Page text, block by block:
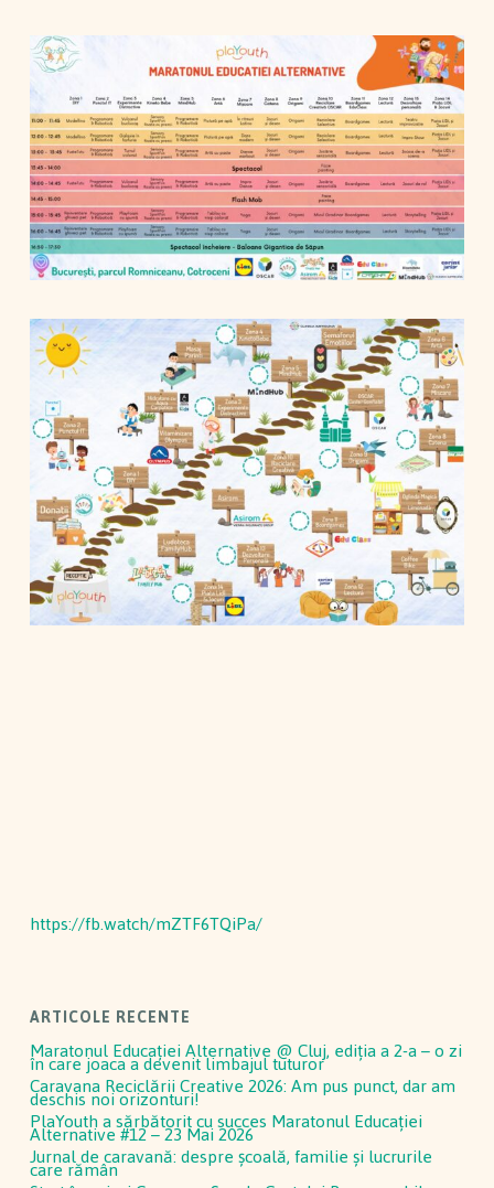
https://fb.watch/mZTF6TQiPa/
ARTICOLE RECENTE
Maratonul Educației Alternative @ Cluj, ediția a 2-a – o zi
în care joaca a devenit limbajul tuturor
Caravana Reciclării Creative 2026: Am pus punct, dar am
deschis noi orizonturi!
PlaYouth a sărbătorit cu succes Maratonul Educației
Alternative #12 – 23 Mai 2026
Jurnal de caravană: despre școală, familie și lucrurile
care rămân